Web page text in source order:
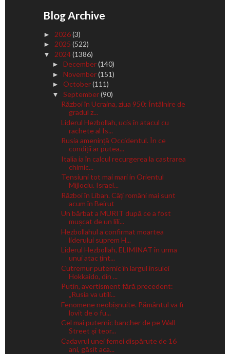
Blog Archive
► 2026(3)
► 2025 (522)
▼ 2024(1386)
► December(140)
► November(151)
► October(111)
▼ September(90)
Război în Ucraina, ziua 950: Întâlnire de
gradul z...
Liderul Hezbollah, ucis în atacul cu
rachete al Is...
Rusia amenință Occidentul. În ce
condiții ar putea...
Italia ia în calcul recurgerea la castrarea
chimic...
Tensiuni tot mai mari in Orientul
Mijlociu. Israel...
Război în Liban. Câți români mai sunt
acum în Beirut
Un bărbat a MURIT după ce a fost
mușcat de un lili...
Hezbollahul a confirmat moartea
liderului suprem H...
Liderul Hezbollah, ELIMINAT în urma
unui atac țint...
Cutremur puternic în largul insulei
Hokkaido, din ...
Putin, avertisment fără precedent:
„Rusia va utili...
Fenomene neobișnuite. Pământul va fi
lovit de o fu...
Cel mai puternic bancher de pe Wall
Street și teor...
Cadavrul unei femei dispărute de 16
ani, găsit aca...